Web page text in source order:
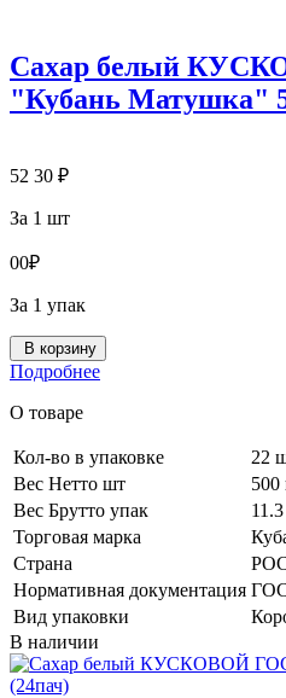
Сахар белый
"Кубань Матушка"
52 30 ₽
За 1 шт
00₽
За 1 упак
В корзину
Подробнее
О товаре
Кол-во в упаковке
22
Вес Нетто шт
500
Вес Брутто упак
Торговая марка
Страна
Нормативная документация
Вид упаковки
В наличии